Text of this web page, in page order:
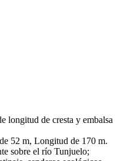
longitud de cresta y embalsa
52 m, Longitud de 170 m.
sobre el río Tunjuelo;